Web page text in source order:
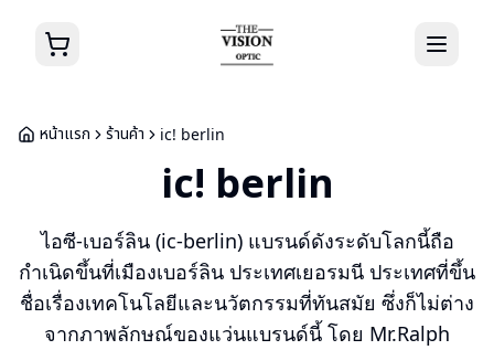
หน้าแรก ร้านค้า ic! berlin
ic! berlin
ไอซี-เบอร์ลิน (ic-berlin) แบรนด์ดังระดับโลกนี้ถือ
กำเนิดขึ้นที่เมืองเบอร์ลิน ประเทศเยอรมนี ประเทศที่ขึ้น
ชื่อเรื่องเทคโนโลยีและนวัตกรรมที่ทันสมัย ซึ่งก็ไม่ต่าง
จากภาพลักษณ์ของแว่นแบรนด์นี้ โดย Mr.Ralph